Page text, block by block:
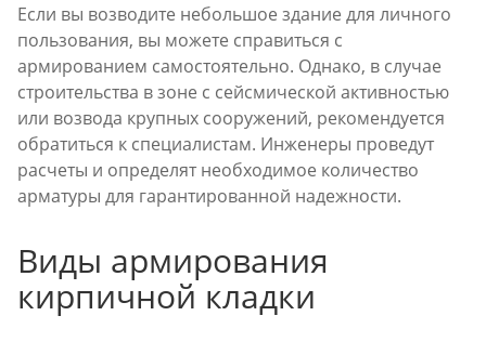
Если вы возводите небольшое здание для личного
пользования, вы можете справиться с
армированием самостоятельно. Однако, в случае
строительства в зоне с сейсмической активностью
или возвода крупных сооружений, рекомендуется
обратиться к специалистам. Инженеры проведут
расчеты и определят необходимое количество
арматуры для гарантированной надежности.
Виды армирования
кирпичной кладки